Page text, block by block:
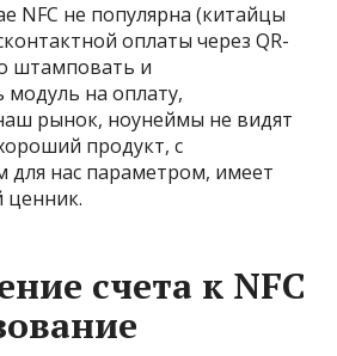
NFC не популярна (китайцы
оплаты через QR-
штамповать и
на оплату,
рынок, ноунеймы не видят
продукт, с
нас параметром, имеет
ценник.
счета к NFC